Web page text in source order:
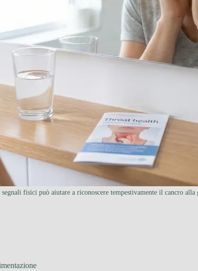
fisici può aiutare a riconoscere tempestivamente il cancro alla